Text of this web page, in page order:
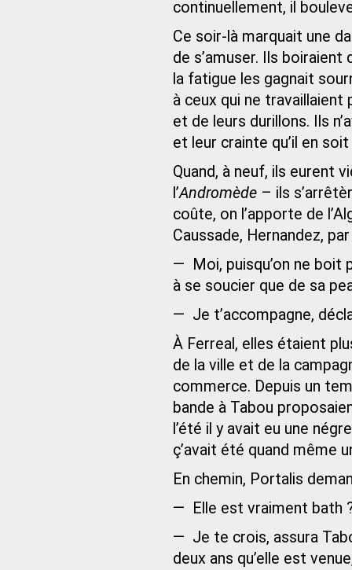
continuellement, il
Ce soir-là marquait une
de s’amuser. Ils
la fatigue les gagnait
à ceux qui ne
et de leurs durillons. Ils
et leur crainte qu’il en
Quand, à neuf, ils eurent
l’Andromède – ils
coûte, on l’apporte de
Caussade, Hernandez,
— Moi, puisqu’on ne boit
à se soucier que de sa
— Je t’accompagne,
À Ferreal, elles étaient
de la ville et de la
commerce. Depuis un
bande à Tabou
l’été il y avait eu une
ç’avait été quand même
En chemin, Portalis
— Elle est vraiment bath
— Je te crois, assura
deux ans qu’elle est